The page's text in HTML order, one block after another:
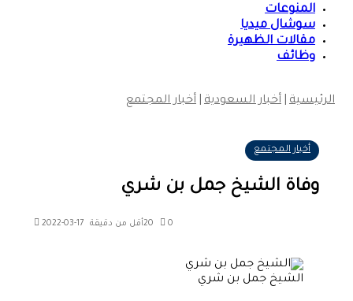
المنوعات
سوشال ميديا
مقالات الظهيرة
وظائف
الرئيسية|أخبار السعودية|أخبار المجتمع
أخبار المجتمع
وفاة الشيخ جمل بن شري
2022-03-17 20 أقل من دقيقة
الشيخ جمل بن شري